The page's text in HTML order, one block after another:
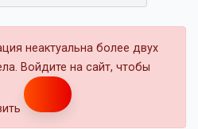
неактуальна более двух
Войдите на сайт, чтобы